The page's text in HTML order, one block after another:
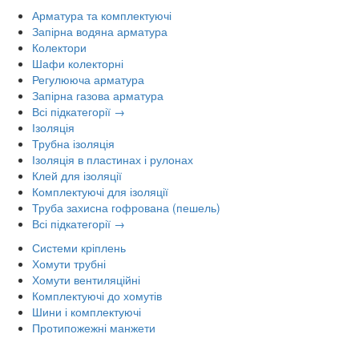
Арматура та комплектуючі
Запірна водяна арматура
Колектори
Шафи колекторні
Регулююча арматура
Запірна газова арматура
Всі підкатегорії →
Ізоляція
Трубна ізоляція
Ізоляція в пластинах і рулонах
Клей для ізоляції
Комплектуючі для ізоляції
Труба захисна гофрована (пешель)
Всі підкатегорії →
Системи кріплень
Хомути трубні
Хомути вентиляційні
Комплектуючі до хомутів
Шини і комплектуючі
Протипожежні манжети